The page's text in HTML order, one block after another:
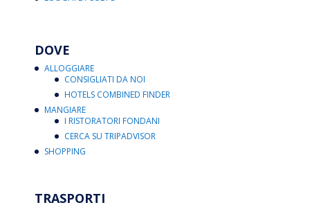
DOVE
ALLOGGIARE
CONSIGLIATI DA NOI
HOTELS COMBINED FINDER
MANGIARE
I RISTORATORI FONDANI
CERCA SU TRIPADVISOR
SHOPPING
TRASPORTI